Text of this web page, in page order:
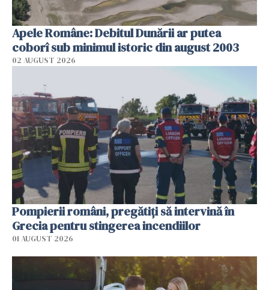
Apele Române: Debitul Dunării ar putea
coborî sub minimul istoric din august 2003
02 AUGUST 2026
Pompierii români, pregătiţi să intervină în
Grecia pentru stingerea incendiilor
01 AUGUST 2026